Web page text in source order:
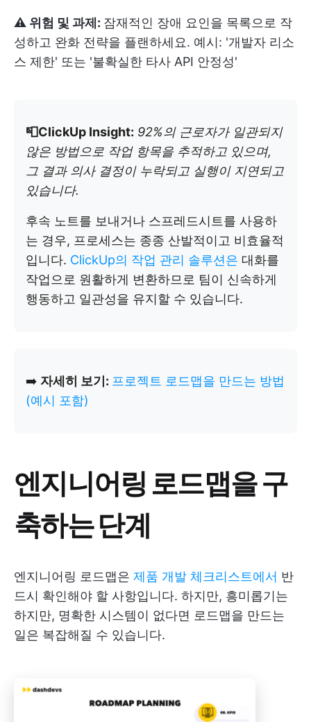
⚠️ 위험 및 과제: 잠재적인 장애 요인을 목록으로 작
성하고 완화 전략을 플랜하세요. 예시: '개발자 리소
스 제한' 또는 '불확실한 타사 API 안정성'
📮ClickUp Insight: 92%의 근로자가 일관되지
않은 방법으로 작업 항목을 추적하고 있으며,
그 결과 의사 결정이 누락되고 실행이 지연되고
있습니다.
후속 노트를 보내거나 스프레드시트를 사용하
는 경우, 프로세스는 종종 산발적이고 비효율적
입니다. ClickUp의 작업 관리 솔루션은 대화를
작업으로 원활하게 변환하므로 팀이 신속하게
행동하고 일관성을 유지할 수 있습니다.
➡️ 자세히 보기: 프로젝트 로드맵을 만드는 방법
(예시 포함)
엔지니어링 로드맵을 구
축하는 단계
엔지니어링 로드맵은 제품 개발 체크리스트에서 반
드시 확인해야 할 사항입니다. 하지만, 흥미롭기는
하지만, 명확한 시스템이 없다면 로드맵을 만드는
일은 복잡해질 수 있습니다.